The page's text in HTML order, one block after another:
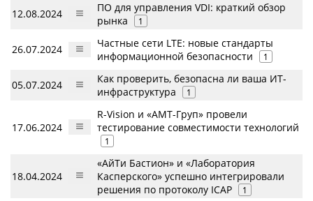
12.08.2024
ПО для управления VDI: краткий обзор
рынка
1
26.07.2024
Частные сети LTE: новые стандарты
информационной безопасности
1
05.07.2024
Как проверить, безопасна ли ваша ИТ-
инфраструктура
1
17.06.2024
R-Vision и «АМТ-Груп» провели
тестирование совместимости технологий
1
18.04.2024
«АйТи Бастион» и «Лаборатория
Касперского» успешно интегрировали
решения по протоколу ICAP
1